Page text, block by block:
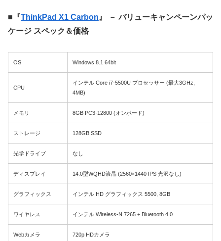
■『ThinkPad X1 Carbon 』 － バリューキャンペーンパッ
ケージ スペック＆価格
OS Windows 8.1 64bit
CPU
インテル Core i7-5500U プロセッサー (最大3GHz,
4MB)
メモリ 8GB PC3-12800 (オンボード)
ストレージ 128GB SSD
光学ドライブ なし
ディスプレイ 14.0型WQHD液晶 (2560×1440 IPS 光沢なし)
グラフィックス インテル HD グラフィックス 5500, 8GB
ワイヤレス インテル Wireless-N 7265 + Bluetooth 4.0
Webカメラ 720p HDカメラ